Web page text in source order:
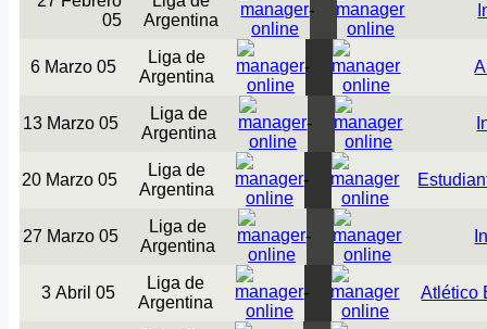
05
Argentina
-
6 Marzo 05
Liga de
Argentina
-
13 Marzo 05
Liga de
Argentina
-
20 Marzo 05
Liga de
Argentina
-
27 Marzo 05
Liga de
Argentina
-
3 Abril 05
Liga de
Argentina
- Atlético